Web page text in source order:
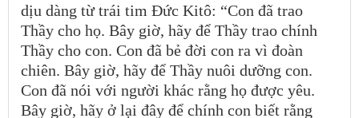
dịu dàng từ trái tim Đức Kitô: “Con đã trao
Thầy cho họ. Bây giờ, hãy để Thầy trao chính
Thầy cho con. Con đã bẻ đời con ra vì đoàn
chiên. Bây giờ, hãy để Thầy nuôi dưỡng con.
Con đã nói với người khác rằng họ được yêu.
Bây giờ, hãy ở lại đây để chính con biết rằng